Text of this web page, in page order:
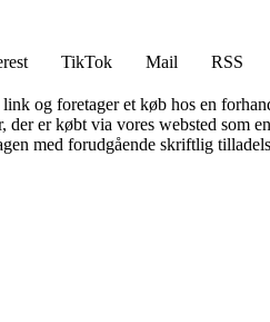
TikTok Mail
RSS
og foretager et køb hos en
er købt via vores websted som
med forudgående skriftlig